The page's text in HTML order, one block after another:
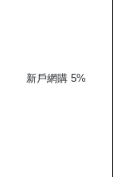
新戶網購 5%